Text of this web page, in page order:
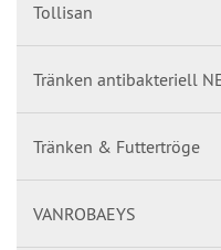
Tollisan
Tränken antibakteriell
Tränken & Futtertröge
VANROBAEYS